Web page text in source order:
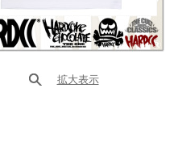
拡大表示